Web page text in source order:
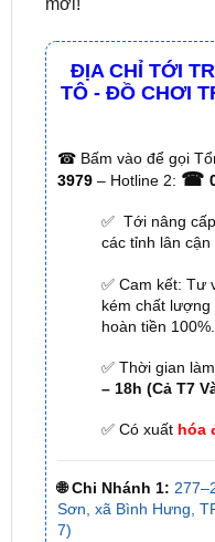
ĐỊA CHỈ TỚI
☎Bấm vào để gọi
✅ Tới nâng
các tỉnh lân cận
✅ Cam kết: Tư
kém chất lượng
✅ Thời gian
– 18h (Cả T7
✅ Có xuấthóa
🌐 Chi Nhánh 1:
🌐 Chi Nhánh 2: 93
Một, Tp.HCM (Bình